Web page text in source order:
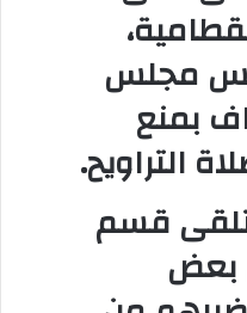
مجلس
بمنع
التراويح.
قسم
بعض